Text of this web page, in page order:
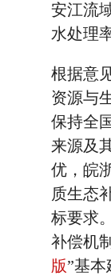
安江流
水处理
根据意
资源与
保持全
来源及
优，皖
质生态
标要求
补偿机
版”基